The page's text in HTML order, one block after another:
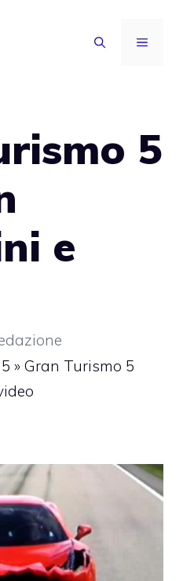
MENU
5
e
» Gran Turismo 5